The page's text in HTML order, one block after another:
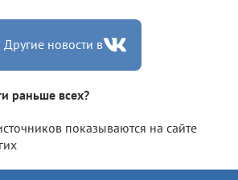
Другие новости в
раньше всех?
показываются на сайте